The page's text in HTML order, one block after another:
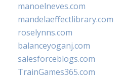
manoelneves.com
mandelaeffectlibrary.com
roselynns.com
balanceyoganj.com
salesforceblogs.com
TrainGames365.com